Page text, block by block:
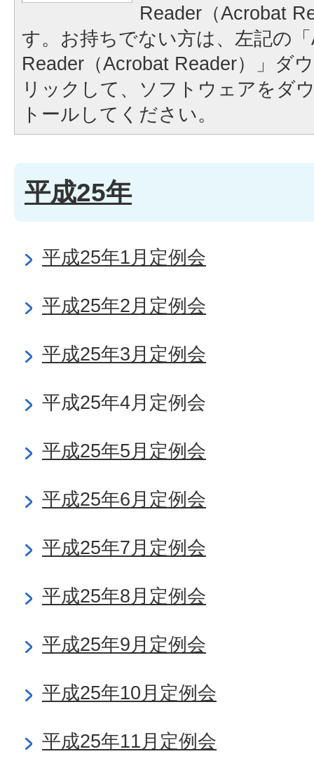
Reader（Acrobat
す。お持ちでない方は、左記の
Reader（Acrobat Reader）」ダ
リックして、ソフトウェアをダ
トールしてください。
平成25年
平成25年1月定例会
平成25年2月定例会
平成25年3月定例会
平成25年4月定例会
平成25年5月定例会
平成25年6月定例会
平成25年7月定例会
平成25年8月定例会
平成25年9月定例会
平成25年10月定例会
平成25年11月定例会